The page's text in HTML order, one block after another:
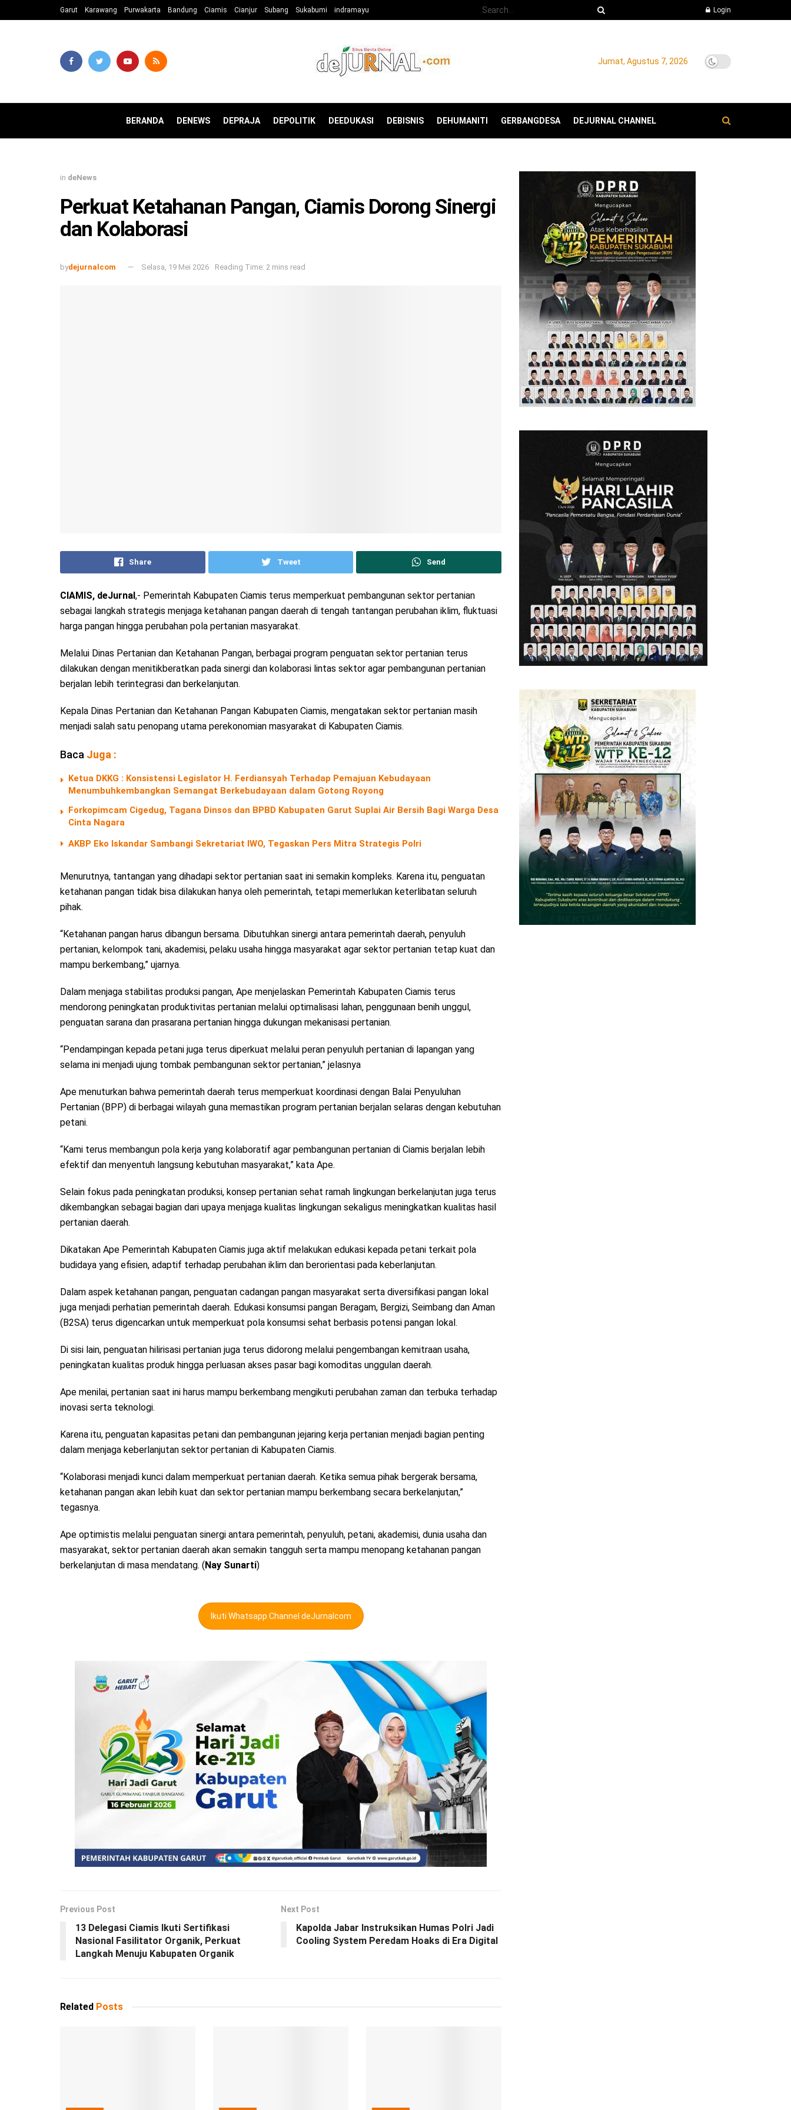
Garut Karawang Purwakarta Bandung Ciamis Cianjur Subang Sukabumi indramayu Login
Jumat, Agustus 7, 2026
BERANDA DENEWS DEPRAJA DEPOLITIK DEEDUKASI DEBISNIS DEHUMANITI GERBANGDESA DEJURNAL CHANNEL
in deNews
Perkuat Ketahanan Pangan, Ciamis Dorong Sinergi
dan Kolaborasi
bydejurnalcom Selasa, 19 Mei 2026 Reading Time: 2 mins read
Share Tweet Send
CIAMIS, deJurnal,- Pemerintah Kabupaten Ciamis terus memperkuat pembangunan sektor pertanian
sebagai langkah strategis menjaga ketahanan pangan daerah di tengah tantangan perubahan iklim, fluktuasi
harga pangan hingga perubahan pola pertanian masyarakat.
Melalui Dinas Pertanian dan Ketahanan Pangan, berbagai program penguatan sektor pertanian terus
dilakukan dengan menitikberatkan pada sinergi dan kolaborasi lintas sektor agar pembangunan pertanian
berjalan lebih terintegrasi dan berkelanjutan.
Kepala Dinas Pertanian dan Ketahanan Pangan Kabupaten Ciamis, mengatakan sektor pertanian masih
menjadi salah satu penopang utama perekonomian masyarakat di Kabupaten Ciamis.
Baca Juga :
Ketua DKKG : Konsistensi Legislator H. Ferdiansyah Terhadap Pemajuan Kebudayaan
Menumbuhkembangkan Semangat Berkebudayaan dalam Gotong Royong
Forkopimcam Cigedug, Tagana Dinsos dan BPBD Kabupaten Garut Suplai Air Bersih Bagi Warga Desa
Cinta Nagara
AKBP Eko Iskandar Sambangi Sekretariat IWO, Tegaskan Pers Mitra Strategis Polri
Menurutnya, tantangan yang dihadapi sektor pertanian saat ini semakin kompleks. Karena itu, penguatan
ketahanan pangan tidak bisa dilakukan hanya oleh pemerintah, tetapi memerlukan keterlibatan seluruh
pihak.
“Ketahanan pangan harus dibangun bersama. Dibutuhkan sinergi antara pemerintah daerah, penyuluh
pertanian, kelompok tani, akademisi, pelaku usaha hingga masyarakat agar sektor pertanian tetap kuat dan
mampu berkembang,” ujarnya.
Dalam menjaga stabilitas produksi pangan, Ape menjelaskan Pemerintah Kabupaten Ciamis terus
mendorong peningkatan produktivitas pertanian melalui optimalisasi lahan, penggunaan benih unggul,
penguatan sarana dan prasarana pertanian hingga dukungan mekanisasi pertanian.
“Pendampingan kepada petani juga terus diperkuat melalui peran penyuluh pertanian di lapangan yang
selama ini menjadi ujung tombak pembangunan sektor pertanian,” jelasnya
Ape menuturkan bahwa pemerintah daerah terus memperkuat koordinasi dengan Balai Penyuluhan
Pertanian (BPP) di berbagai wilayah guna memastikan program pertanian berjalan selaras dengan kebutuhan
petani.
“Kami terus membangun pola kerja yang kolaboratif agar pembangunan pertanian di Ciamis berjalan lebih
efektif dan menyentuh langsung kebutuhan masyarakat,” kata Ape.
Selain fokus pada peningkatan produksi, konsep pertanian sehat ramah lingkungan berkelanjutan juga terus
dikembangkan sebagai bagian dari upaya menjaga kualitas lingkungan sekaligus meningkatkan kualitas hasil
pertanian daerah.
Dikatakan Ape Pemerintah Kabupaten Ciamis juga aktif melakukan edukasi kepada petani terkait pola
budidaya yang efisien, adaptif terhadap perubahan iklim dan berorientasi pada keberlanjutan.
Dalam aspek ketahanan pangan, penguatan cadangan pangan masyarakat serta diversifikasi pangan lokal
juga menjadi perhatian pemerintah daerah. Edukasi konsumsi pangan Beragam, Bergizi, Seimbang dan Aman
(B2SA) terus digencarkan untuk memperkuat pola konsumsi sehat berbasis potensi pangan lokal.
Di sisi lain, penguatan hilirisasi pertanian juga terus didorong melalui pengembangan kemitraan usaha,
peningkatan kualitas produk hingga perluasan akses pasar bagi komoditas unggulan daerah.
Ape menilai, pertanian saat ini harus mampu berkembang mengikuti perubahan zaman dan terbuka terhadap
inovasi serta teknologi.
Karena itu, penguatan kapasitas petani dan pembangunan jejaring kerja pertanian menjadi bagian penting
dalam menjaga keberlanjutan sektor pertanian di Kabupaten Ciamis.
“Kolaborasi menjadi kunci dalam memperkuat pertanian daerah. Ketika semua pihak bergerak bersama,
ketahanan pangan akan lebih kuat dan sektor pertanian mampu berkembang secara berkelanjutan,”
tegasnya.
Ape optimistis melalui penguatan sinergi antara pemerintah, penyuluh, petani, akademisi, dunia usaha dan
masyarakat, sektor pertanian daerah akan semakin tangguh serta mampu menopang ketahanan pangan
berkelanjutan di masa mendatang. (Nay Sunarti)
Ikuti Whatsapp Channel deJurnalcom
Previous Post
13 Delegasi Ciamis Ikuti Sertifikasi
Nasional Fasilitator Organik, Perkuat
Langkah Menuju Kabupaten Organik
Next Post
Kapolda Jabar Instruksikan Humas Polri Jadi
Cooling System Peredam Hoaks di Era Digital
Related Posts